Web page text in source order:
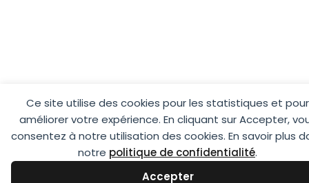
Ce site utilise des cookies pour les statistiques et pour
améliorer votre expérience. En cliquant sur Accepter,
consentez à notre utilisation des cookies. En savoir plus
notre politique de confidentialité.
Accepter